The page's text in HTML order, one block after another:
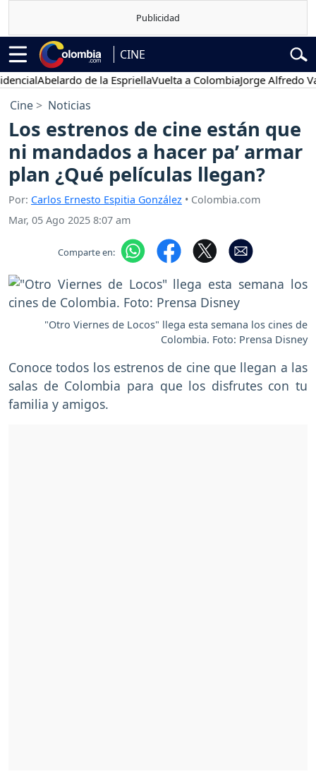
CINE
Abelardo de la EspriellaVuelta a ColombiaJorge Alfredo Vargas
Cine Noticias
Los estrenos de cine están que
ni mandados a hacer pa’ armar
plan ¿Qué películas llegan?
Por: Carlos Ernesto Espitia González • Colombia.com
Mar, 05 Ago 2025 8:07 am
Comparte en:
"Otro Viernes de Locos" llega esta semana los cines de
Colombia. Foto: Prensa Disney
Conoce todos los estrenos de cine que llegan a las
salas de Colombia para que los disfrutes con tu
familia y amigos.